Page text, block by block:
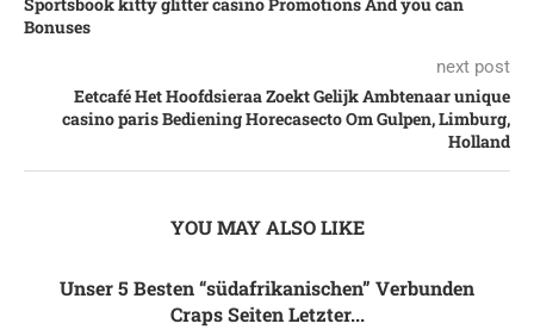
Bonuses
next post
Eetcafé Het Hoofdsieraa Zoekt Gelijk Ambtenaar unique
casino paris Bediening Horecasecto Om Gulpen, Limburg,
Holland
YOU MAY ALSO LIKE
Unser 5 Besten “südafrikanischen” Verbunden
Craps Seiten Letzter...